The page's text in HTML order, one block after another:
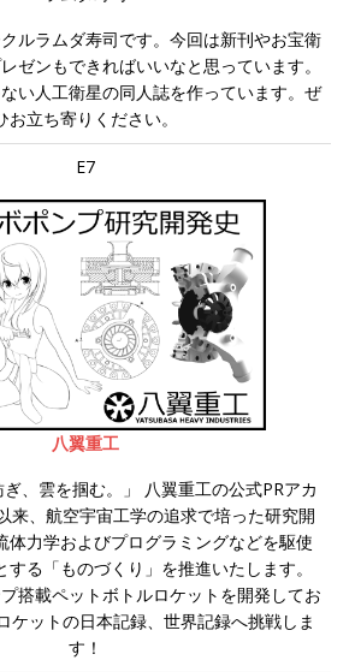
ルラムダ寿司です。今回は新刊やお宝衛
ゼンもできればいいなと思っています。
い人工衛星の同人誌を作っています。ぜ
お立ち寄りください。
E7
八翼重工
ぎ、雲を掴む。」 八翼重工の公式PRアカ
来、航空宇宙工学の追求で培った研究開
体力学およびプログラミングなどを駆使
する「ものづくり」を推進いたします。
搭載ペットボトルロケットを開発してお
ケットの日本記録、世界記録へ挑戦しま
す！